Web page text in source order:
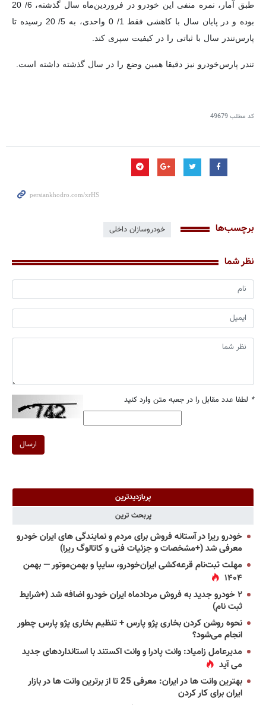
طبق آمار، نمره منفی این خودرو در فروردین‌ماه سال گذشته، 6/ 20
بوده و در پایان سال با کاهشی فقط 1/ 0 واحدی، به 5/ 20 رسیده تا
پارس‌تندر سال با ثباتی را در کیفیت سپری کند.
تندر ‌پارس‌خودرو نیز دقیقا همین وضع را در سال گذشته داشته است.
کد مطلب49679
برچسب‌ها خودروسازان داخلی
نظر شما
* لطفا عدد مقابل را در جعبه متن وارد کنید
ارسال
پربازدیدترین
پربحث ترین
خودرو ریرا در آستانه فروش برای مردم و نمایندگی های ایران خودرو
معرفی شد (+مشخصات و جزئیات فنی و کاتالوگ ریرا)
مهلت ثبت‌نام قرعه‌کشی ایران‌خودرو، سایپا و بهمن‌موتور — بهمن
۱۴۰۴
۲ خودرو جدید به فروش مردادماه ایران خودرو اضافه شد (+شرایط
ثبت نام)
نحوه روشن کردن بخاری پژو پارس + تنظیم بخاری پژو پارس چطور
انجام می‌شود؟
مدیرعامل زامیاد: وانت پادرا و وانت اکستند با استانداردهای جدید
می آید
بهترین وانت ها در ایران: معرفی 25 تا از برترین وانت ها در بازار
ایران برای کار کردن